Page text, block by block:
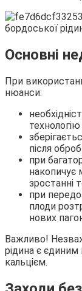
Основні
При
нюанси:
після
при
накопичує
зростанні
при
плоди
нових
Важливо!
рідина є
кальцієм.